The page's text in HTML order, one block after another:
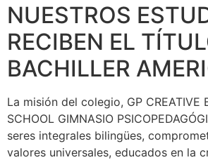
NUESTROS
RECIBEN EL
BACHILLER
La misión del colegio, GP CREATIVE
SCHOOL GIMNASIO
seres integrales bilingües,
valores universales, educados en la